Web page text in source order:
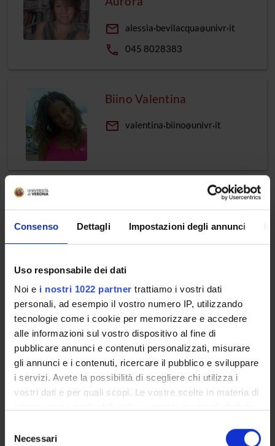
Consenso Dettagli Impostazioni degli annunci
Uso responsabile dei dati
Noi e i nostri 1022 partner trattiamo i vostri dati
personali, ad esempio il vostro numero IP, utilizzando
tecnologie come i cookie per memorizzare e accedere
alle informazioni sul vostro dispositivo al fine di
pubblicare annunci e contenuti personalizzati, misurare
gli annunci e i contenuti, ricercare il pubblico e sviluppare
i servizi. Avete la possibilità di scegliere chi utilizza i
vostri dati e per quali scopi. Le vostre scelte in materia di
modificare o revocare il proprio consenso in qualsiasi
delNecessari
email alessia bevilacqua univr it
phone 045 8028383
Biino Valentina
email valentina biino univr it
email alessandro boaro univr it
phone+39 045 812 2695
Bombieri Nicola
emailnicola bombieri univr it
phone+39 045 802 7094
Bombieri Cristina